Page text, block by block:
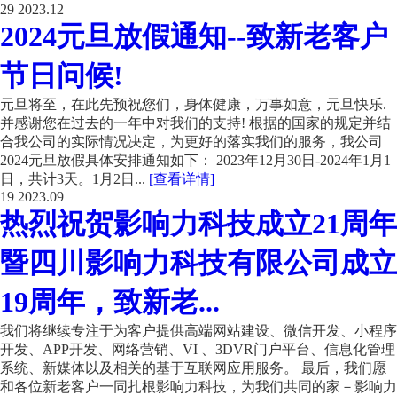
29 2023.12
2024元旦放假通知--致新老客户
节日问候!
元旦将至，在此先预祝您们，身体健康，万事如意，元旦快乐.
并感谢您在过去的一年中对我们的支持! 根据的国家的规定并结
合我公司的实际情况决定，为更好的落实我们的服务，我公司
2024元旦放假具体安排通知如下： 2023年12月30日-2024年1月1
日，共计3天。1月2日... [查看详情]
19 2023.09
热烈祝贺影响力科技成立21周年
暨四川影响力科技有限公司成立
19周年，致新老...
我们将继续专注于为客户提供高端网站建设、微信开发、小程序
开发、APP开发、网络营销、VI 、3DVR门户平台、信息化管理
系统、新媒体以及相关的基于互联网应用服务。 最后，我们愿
和各位新老客户一同扎根影响力科技，为我们共同的家－影响力